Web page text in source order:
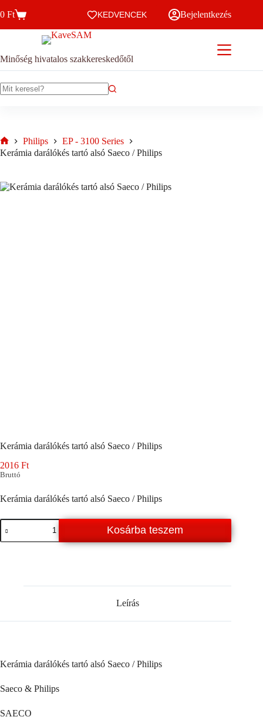
to
Kosár
0 Ft KEDVENCEK Bejelentkezés
Minőség hivatalos szakkereskedőtől
Home
Philips
EP - 3100 Series
Kerámia darálókés tartó alsó Saeco / Philips
Kerámia darálókés tartó alsó Saeco / Philips
2016 Ft
Bruttó
Kerámia darálókés tartó alsó Saeco / Philips
Kerámia
darálókés
tartó
Kosárba teszem
Leírás
Kerámia darálókés tartó alsó Saeco / Philips
Saeco & Philips
SAECO